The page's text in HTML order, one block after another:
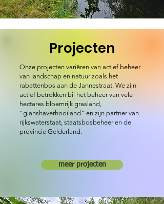
Projecten
Onze projecten variëren van actief beheer
van landschap en natuur zoals het
rabattenbos aan de Jannestraat. We zijn
actief betrokken bij het beheer van vele
hectares bloemrijk grasland,
"glanshaverhooiland" en zijn partner van
rijkswaterstaat, staatsbosbeheer en de
provincie Gelderland.
meer projecten